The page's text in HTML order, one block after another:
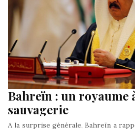
Bahreïn : un royaume
sauvagerie
A la surprise générale, Bahreïn a